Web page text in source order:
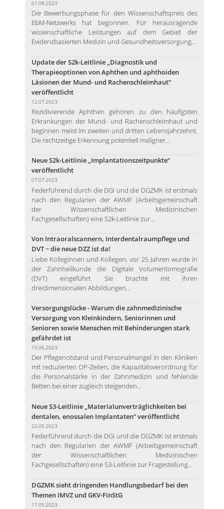
01.08.2023
Die Bewerbungsphase für den Wissenschaftspreis des
EbM-Netzwerks hat begonnen. Für herausragende
wissenschaftliche Leistungen auf dem Gebiet der
Evidenzbasierten Medizin und Gesundheitsversorgung...
Update der S2k-Leitlinie „Diagnostik und
Therapieoptionen von Aphthen und aphthoiden
Läsionen der Mund- und Rachenschleimhaut“
veröffentlicht
12.07.2023
Rezidivierende Aphthen gehören zu den häufigsten
Erkrankungen der Mund- und Rachenschleimhaut und
beginnen meist im zweiten und dritten Lebensjahrzehnt.
Die rechtzeitige Erkennung potentiell maligner...
Neue S2k-Leitlinie „Implantationszeitpunkte“
veröffentlicht
07.07.2023
Federführend durch die DGI und die DGZMK ist erstmals
nach den Regularien der AWMF (Arbeitsgemeinschaft
der Wissenschaftlichen Medizinischen
Fachgesellschaften) eine S2k-Leitlinie zur...
Von Intraoralscannern, Interdentalraumpflege und
DVT − die neue DZZ ist da!
Liebe Kolleginnen und Kollegen, vor 25 Jahren wurde in
der Zahnheilkunde die Digitale Volumentomografie
(DVT) eingeführt. Sie brachte mit ihren
dreidimensionalen Abbildungen...
Versorgungslücke - Warum die zahnmedizinische
Versorgung von Kleinkindern, Seniorinnen und
Senioren sowie Menschen mit Behinderungen stark
gefährdet ist
15.06.2023
Der Pflegenotstand und Personalmangel in den Kliniken
mit reduzierten OP-Zeiten, die Kapazitätsverordnung für
die Personalstärke in der Zahnmedizin und fehlende
Betten bei einer zugleich steigenden...
Neue S3-Leitlinie „Materialunverträglichkeiten bei
dentalen, enossalen Implantaten“ veröffentlicht
22.05.2023
Federführend durch die DGI und die DGZMK ist erstmals
nach den Regularien der AWMF (Arbeitsgemeinschaft
der Wissenschaftlichen Medizinischen
Fachgesellschaften) eine S3-Leitlinie zur Fragestellung...
DGZMK sieht dringenden Handlungsbedarf bei den
Themen IMVZ und GKV-FinStG
17.05.2023